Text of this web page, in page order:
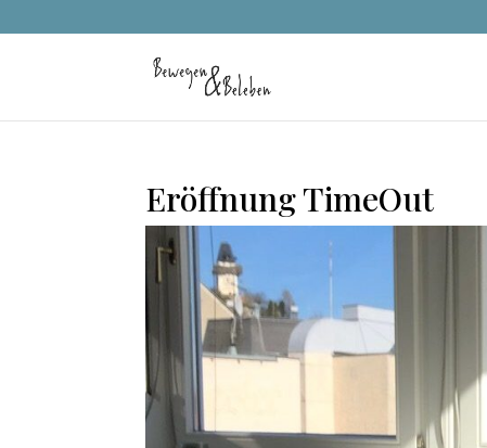
Eröffnung TimeOut